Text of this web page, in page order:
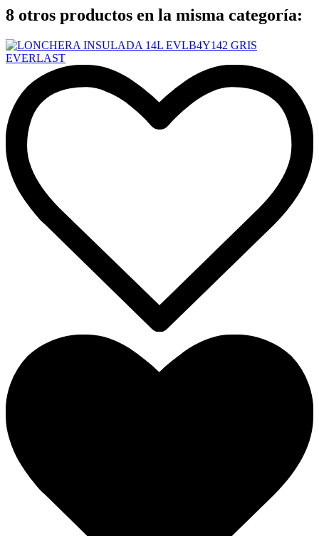
8 otros productos en la misma categoría: